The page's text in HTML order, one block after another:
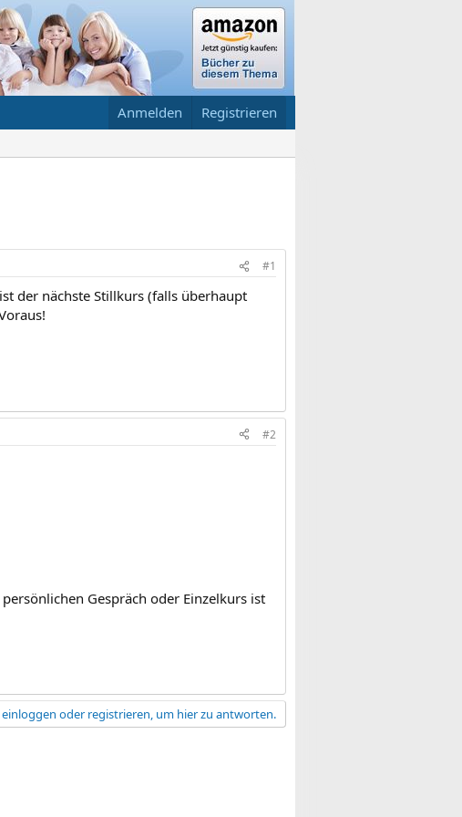
Anmelden Registrieren
#1
der nächste Stillkurs (falls überhaupt
#2
Gespräch oder Einzelkurs ist
oder registrieren, um hier zu antworten.